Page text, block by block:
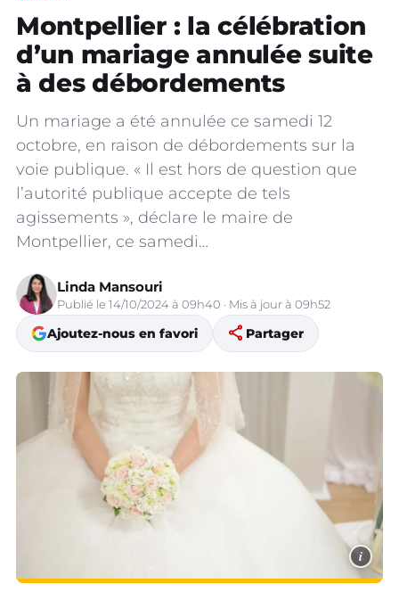
Montpellier : la célébration
d’un mariage annulée suite
à des débordements
Un mariage a été annulée ce samedi 12
octobre, en raison de débordements sur la
voie publique. « Il est hors de question que
l’autorité publique accepte de tels
agissements », déclare le maire de
Montpellier, ce samedi…
Linda Mansouri
Publié le 14/10/2024 à 09h40 · Mis à jour à 09h52
Ajoutez-nous en favori share Partager
i